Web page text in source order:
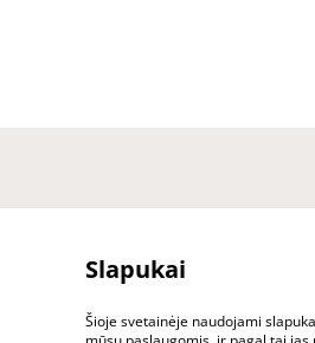
Slapukai
Šioje svetainėje naudojami